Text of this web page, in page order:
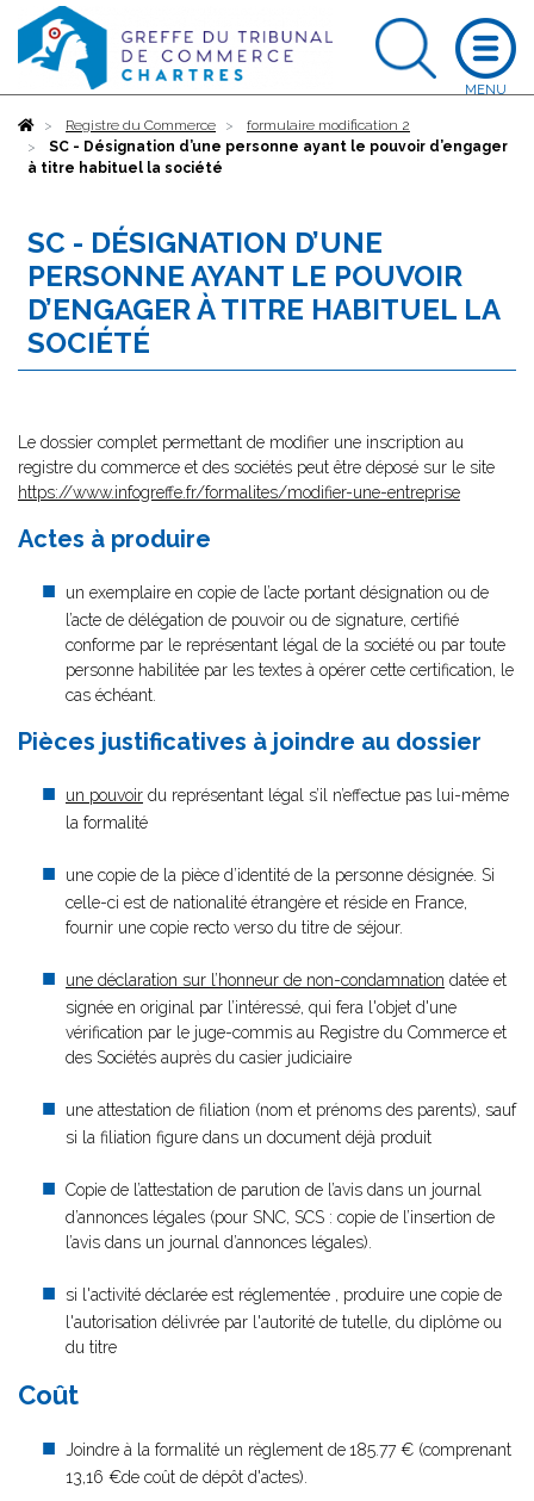
AccueilRegistre du Commerce
formulaire modification 2
SC - Désignation d’une personne ayant le pouvoir d’engager
à titre habituel la société
SC - DÉSIGNATION D’UNE
PERSONNE AYANT LE POUVOIR
D’ENGAGER À TITRE HABITUEL LA
SOCIÉTÉ
Le dossier complet permettant de modifier une inscription au
registre du commerce et des sociétés peut être déposé sur le site
https://www.infogreffe.fr/formalites/modifier-une-entreprise
Actes à produire
un exemplaire en copie de l’acte portant désignation ou de
l’acte de délégation de pouvoir ou de signature, certifié
conforme par le représentant légal de la société ou par toute
personne habilitée par les textes à opérer cette certification, le
cas échéant.
Pièces justificatives à joindre au dossier
un pouvoir du représentant légal s’il n’effectue pas lui-même
la formalité
une copie de la pièce d’identité de la personne désignée. Si
celle-ci est de nationalité étrangère et réside en France,
fournir une copie recto verso du titre de séjour.
une déclaration sur l’honneur de non-condamnation datée et
signée en original par l’intéressé, qui fera l'objet d'une
vérification par le juge-commis au Registre du Commerce et
des Sociétés auprès du casier judiciaire
une attestation de filiation (nom et prénoms des parents), sauf
si la filiation figure dans un document déjà produit
Copie de l’attestation de parution de l’avis dans un journal
d’annonces légales (pour SNC, SCS : copie de l’insertion de
l’avis dans un journal d’annonces légales).
si l'activité déclarée est réglementée , produire une copie de
l'autorisation délivrée par l'autorité de tutelle, du diplôme ou
du titre
Coût
Joindre à la formalité un règlement de185.77 € (comprenant
13,16 €de coût de dépôt d'actes).